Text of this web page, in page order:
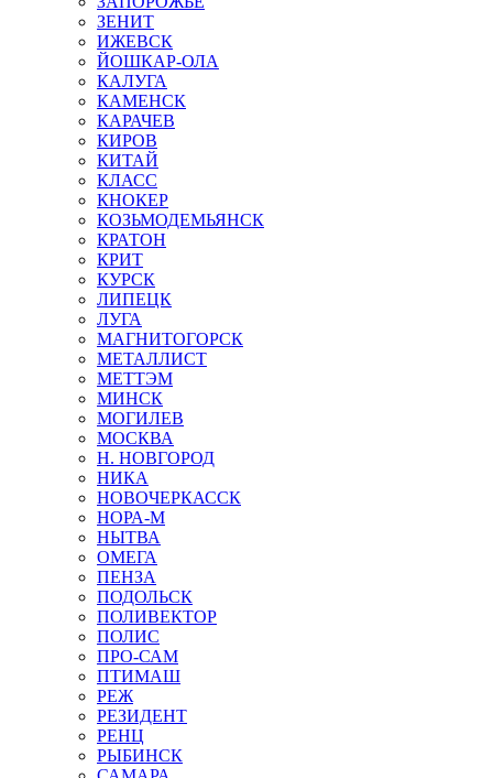
ЗЕНИТ
ИЖЕВСК
ЙОШКАР-ОЛА
КАЛУГА
КАМЕНСК
КАРАЧЕВ
КИРОВ
КИТАЙ
КЛАСС
КНОКЕР
КОЗЬМОДЕМЬЯНСК
КРАТОН
КРИТ
КУРСК
ЛИПЕЦК
ЛУГА
МАГНИТОГОРСК
МЕТАЛЛИСТ
МЕТТЭМ
МИНСК
МОГИЛЕВ
МОСКВА
Н. НОВГОРОД
НИКА
НОВОЧЕРКАССК
НОРА-М
НЫТВА
ОМЕГА
ПЕНЗА
ПОДОЛЬСК
ПОЛИВЕКТОР
ПОЛИС
ПРО-САМ
ПТИМАШ
РЕЖ
РЕЗИДЕНТ
РЕНЦ
РЫБИНСК